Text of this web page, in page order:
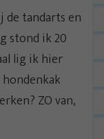
de tandarts en
stond ik 20
lig ik hier
ZO van,